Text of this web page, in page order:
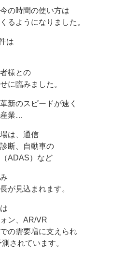
の時間の使い方は
るようになりました。
は
様との
に臨みました。
新のスピードが速く
業…
は、通信
断、自動車の
ADAS）など
が見込まれます。
ン、AR/VR
の需要増に支えられ
されています。